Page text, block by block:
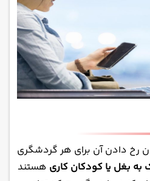
رخ دادن آن برای هر گردشگری
بغل یا کودکان کاری هستند